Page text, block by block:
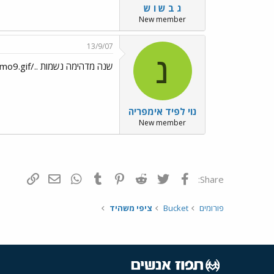
ג ב ש ו ש
New member
נ
נוי לפיד אימפריה
New member
13/9/07
שנה מדהימה נשמות ../images/Emo9.gif
Share: פייסבוק Twitter
Reddit
Pinterest
Tumblr
WhatsAppדואר אלקטרוני
פורומים Bucket ציפי משהיד